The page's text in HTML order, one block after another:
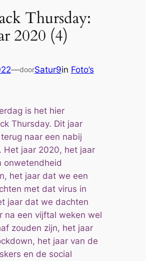
Thursday:
2020 (4)
—doorSatur9in Foto’s
is het hier
Thursday. Dit jaar
naar een nabij
Het jaar 2020, het jaar
onwetendheid
het jaar dat we een
met dat virus in
jaar dat we dachten
na een vijftal weken wel
zouden zijn, het jaar
het jaar van de
en de social